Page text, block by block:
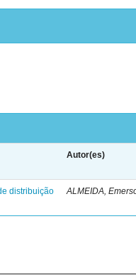
Autor(es)
distribuição
ALMEIDA,